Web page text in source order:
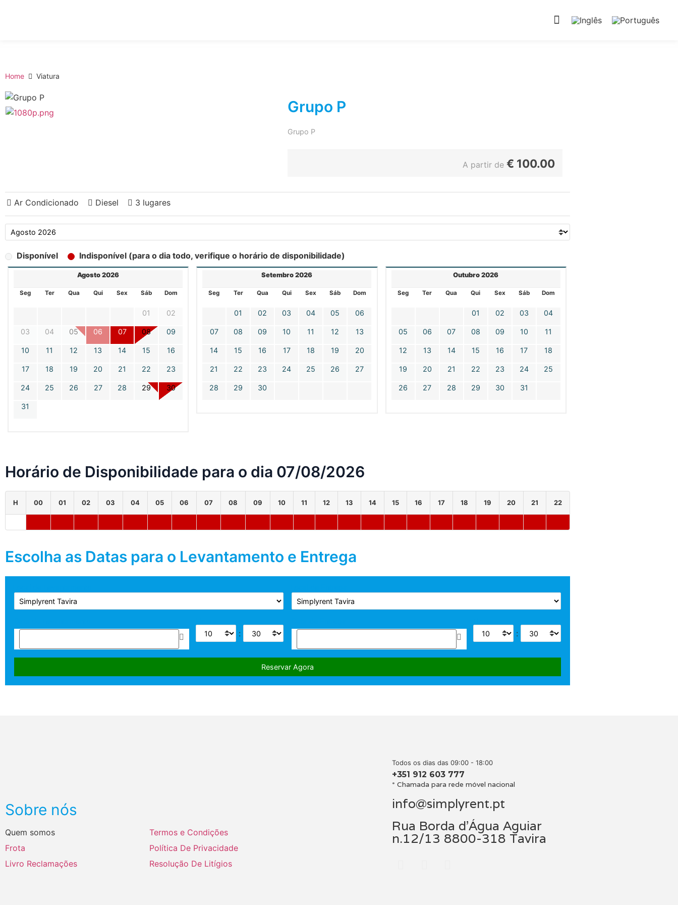
Home Viatura
Grupo P
Grupo P
A partir de € 100.00
Ar Condicionado Diesel 3 lugares
Disponível Indisponível (para o dia todo, verifique o horário de disponibilidade)
Agosto 2026
Seg Ter Qua Qui Sex Sáb Dom
01 02
03 04 05 06 07 08 09
10 11 12 13 14 15 16
17 18 19 20 21 22 23
24 25 26 27 28 29 30
31
Setembro 2026
Seg Ter Qua Qui Sex Sáb Dom
01 02 03 04 05 06
07 08 09 10 11 12 13
14 15 16 17 18 19 20
21 22 23 24 25 26 27
28 29 30
Outubro 2026
Seg Ter Qua Qui Sex Sáb Dom
01 02 03 04
05 06 07 08 09 10 11
12 13 14 15 16 17 18
19 20 21 22 23 24 25
26 27 28 29 30 31
Horário de Disponibilidade para o dia 07/08/2026
H 00 01 02 03 04 05 06 07 08 09 10 11 12 13 14 15 16 17 18 19 20 21 22
Escolha as Datas para o Levantamento e Entrega
: :
Sobre nós
Quem somos
Frota
Livro Reclamações
Termos e Condições
Política De Privacidade
Resolução De Litígios
Todos os dias das 09:00 - 18:00
+351 912 603 777
* Chamada para rede móvel nacional
info@simplyrent.pt
Rua Borda d'Água Aguiar
n.12/13 8800-318 Tavira